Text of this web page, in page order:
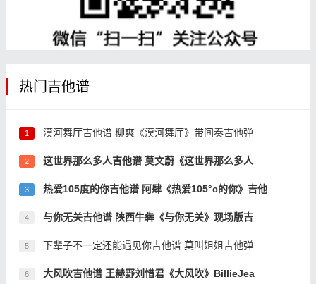
热门吉他谱
1 漠河舞厅吉他谱 柳爽《漠河舞厅》带间奏吉他弹
2 这世界那么多人吉他谱 莫文蔚《这世界那么多人
3 热爱105度的你吉他谱 阿肆《热爱105°c的你》吉他
4 与你无关吉他谱 陕西牛犇《与你无关》现场版吉
5 下辈子不一定还能遇见你吉他谱 莫叫姐姐吉他弹
6 大风吹吉他谱 王赫野刘惜君《大风吹》BillieJea